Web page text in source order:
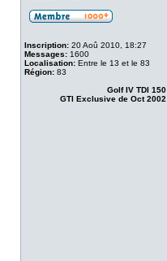
Inscription: 20 Aoû 2010, 18:27
Messages: 1600
Localisation: Entre le 13 et le 83
Région: 83
Golf IV TDI 150
GTI Exclusive de Oct 2002